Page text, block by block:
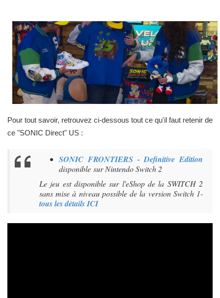
Pour tout savoir, retrouvez ci-dessous tout ce qu'il faut retenir de
ce "SONIC Direct" US :
SONIC FRONTIERS - Definitive Edition
disponible sur Nintendo Switch 2
Le jeu est disponible sur l'eShop de la SWITCH 2
sans mise à niveau possible de la version Switch 1-
tous les détails ICI